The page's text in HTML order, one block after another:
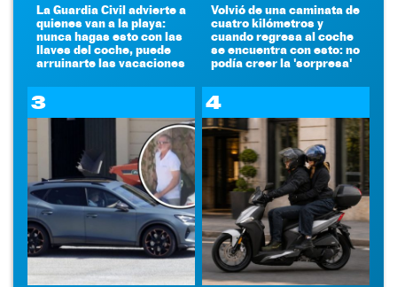
La Guardia Civil advierte a
quienes van a la playa:
nunca hagas esto con las
llaves del coche, puede
arruinarte las vacaciones
Volvió de una caminata de
cuatro kilómetros y
cuando regresa al coche
se encuentra con esto: no
podía creer la 'sorpresa'
3 4